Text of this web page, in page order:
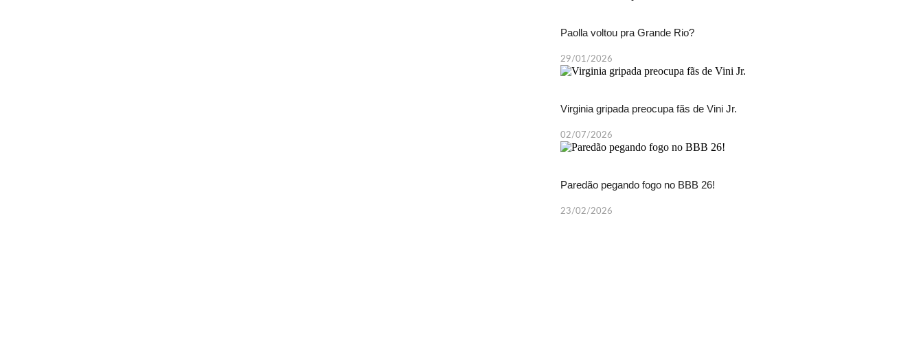
Paolla voltou pra Grande Rio?
29/01/2026
Virginia gripada preocupa fãs de Vini Jr.
02/07/2026
Paredão pegando fogo no BBB 26!
23/02/2026